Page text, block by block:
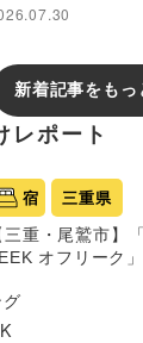
新着記事をもっ
レポート
宿 三重県
三重・尾鷲市
オフリーク」